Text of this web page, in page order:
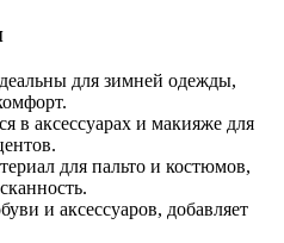
для зимней одежды,
в аксессуарах и макияже для
для пальто и костюмов,
и аксессуаров, добавляет